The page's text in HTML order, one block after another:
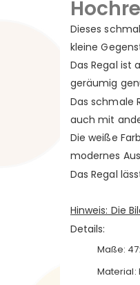
Dieses
kleine
Das Regal ist
geräumig
Das schmale
auch mit
Die weiße
modernes
Das Regal
Hinweis: Die
Details:
Maße:
Material: